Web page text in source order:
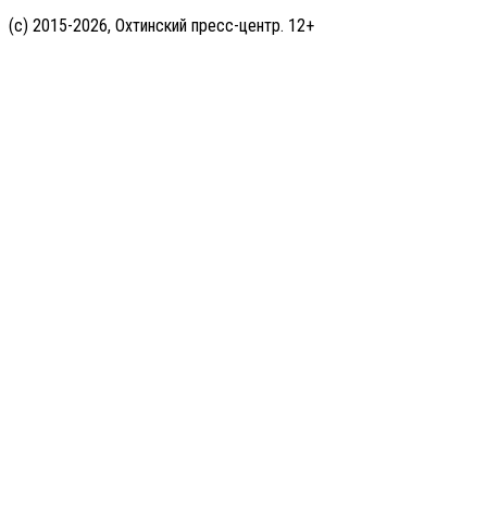
(с) 2015-2026, Охтинский пресс-центр. 12+